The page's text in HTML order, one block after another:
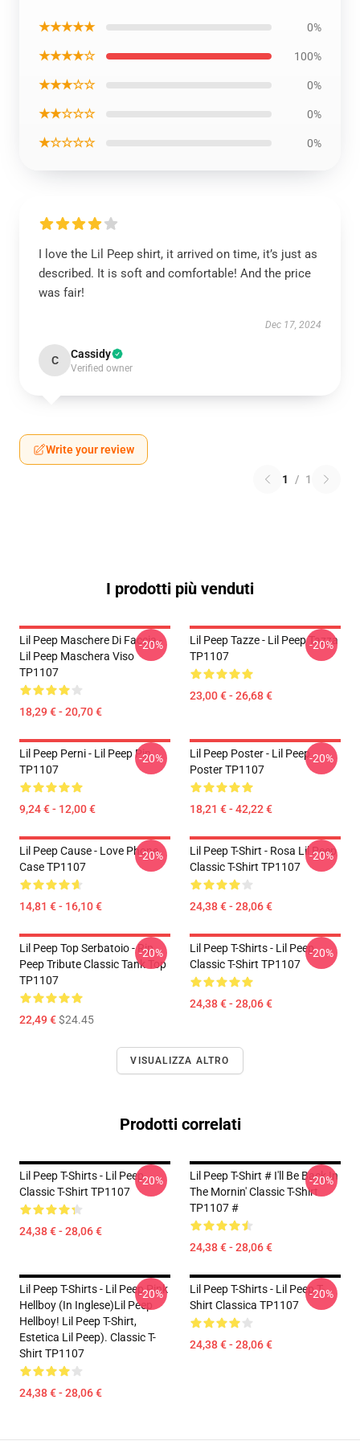
★★★★★ 0%
★★★★☆ 100%
★★★☆☆ 0%
★★☆☆☆ 0%
★☆☆☆☆ 0%
I love the Lil Peep shirt, it arrived on time, it’s just as
described. It is soft and comfortable! And the price
was fair!
Dec 17, 2024
C Cassidy
Verified owner
Write your review
1 / 1
I prodotti più venduti
Lil Peep Maschere Di Faccia -
Lil Peep Maschera Viso
TP1107
18,29 € - 20,70 €
-20%
Lil Peep Tazze - Lil Peep Tazza
TP1107
23,00 € - 26,68 €
-20%
Lil Peep Perni - Lil Peep Pin
TP1107
9,24 € - 12,00 €
-20%
Lil Peep Poster - Lil Peep
Poster TP1107
18,21 € - 42,22 €
-20%
Lil Peep Cause - Love Phone
Case TP1107
14,81 € - 16,10 €
-20%
Lil Peep T-Shirt - Rosa Lil Peep
Classic T-Shirt TP1107
24,38 € - 28,06 €
-20%
Lil Peep Top Serbatoio - Rip
Peep Tribute Classic Tank Top
TP1107
22,49 €$24.45
-20%
Lil Peep T-Shirts - Lil Peep
Classic T-Shirt TP1107
24,38 € - 28,06 €
-20%
VISUALIZZA ALTRO
Prodotti correlati
Lil Peep T-Shirts - Lil Peep
Classic T-Shirt TP1107
24,38 € - 28,06 €
-20%
Lil Peep T-Shirt # I'll Be Back In
The Mornin' Classic T-Shirt
TP1107 #
24,38 € - 28,06 €
-20%
Lil Peep T-Shirts - Lil Peep Pink
Hellboy (in Inglese)Lil Peep
Hellboy! Lil Peep T-Shirt,
Estetica Lil Peep). Classic T-
Shirt TP1107
24,38 € - 28,06 €
-20%
Lil Peep T-Shirts - Lil Peep T-
Shirt Classica TP1107
24,38 € - 28,06 €
-20%